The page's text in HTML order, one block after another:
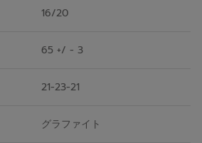
16/20
65 +/ - 3
21-23-21
グラファイト